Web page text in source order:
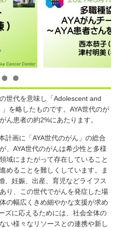
世代を意味し「Adolescent and
を略したものです。AYA世代のが
ん患者の約2%にあたります。
画に「AYA世代のがん」の総合
、AYA世代のがんは希少性と多様
域にまたがって存在していること
めることを難しくしています。ま
、妊娠、出産、育児などライフス
り、この世代でがんを発症した場
の幅広くきめ細やかな支援が求め
ズに応えるためには、社会全体の
い様々なリソースとの連携や新し